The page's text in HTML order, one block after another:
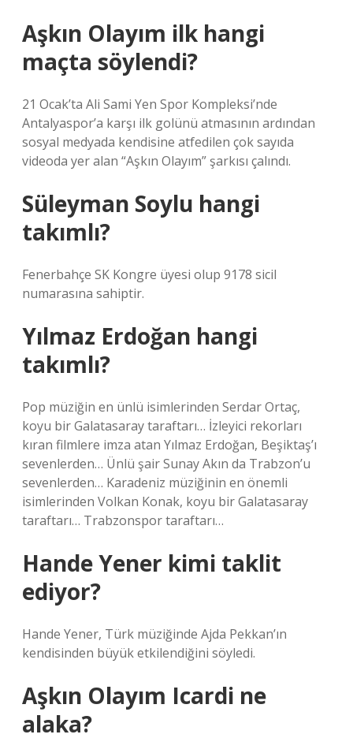
Aşkın Olayım ilk hangi
maçta söylendi?
21 Ocak’ta Ali Sami Yen Spor Kompleksi’nde
Antalyaspor’a karşı ilk golünü atmasının ardından
sosyal medyada kendisine atfedilen çok sayıda
videoda yer alan “Aşkın Olayım” şarkısı çalındı.
Süleyman Soylu hangi
takımlı?
Fenerbahçe SK Kongre üyesi olup 9178 sicil
numarasına sahiptir.
Yılmaz Erdoğan hangi
takımlı?
Pop müziğin en ünlü isimlerinden Serdar Ortaç,
koyu bir Galatasaray taraftarı… İzleyici rekorları
kıran filmlere imza atan Yılmaz Erdoğan, Beşiktaş’ı
sevenlerden… Ünlü şair Sunay Akın da Trabzon’u
sevenlerden… Karadeniz müziğinin en önemli
isimlerinden Volkan Konak, koyu bir Galatasaray
taraftarı… Trabzonspor taraftarı…
Hande Yener kimi taklit
ediyor?
Hande Yener, Türk müziğinde Ajda Pekkan’ın
kendisinden büyük etkilendiğini söyledi.
Aşkın Olayım Icardi ne
alaka?